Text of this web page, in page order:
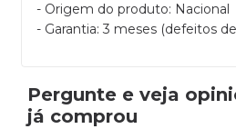
- Origem do produto: Nacional
- Garantia: 3 meses (defeitos
Pergunte e veja
já comprou